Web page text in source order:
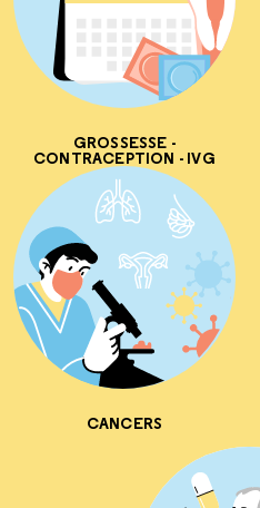
GROSSESSE -
CONTRACEPTION - IVG
CANCERS